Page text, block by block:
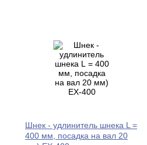
Шнек - удлинитель шнека L =
400 мм, посадка на вал 20